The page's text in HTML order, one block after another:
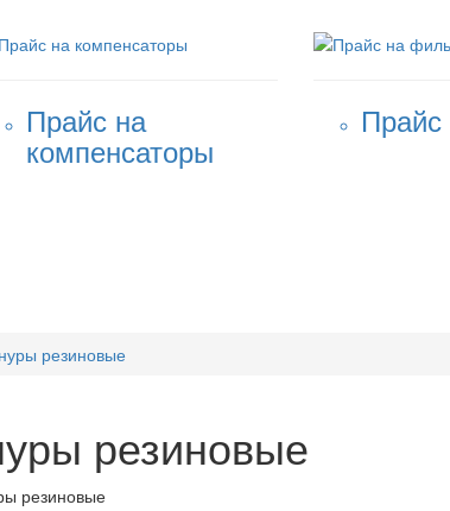
Прайс на
компенсаторы
резиновые
резиновые